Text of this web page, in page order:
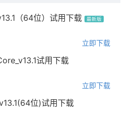
（64位）试用下载 最新版
立即下载
试用下载
立即下载
位)试用下载